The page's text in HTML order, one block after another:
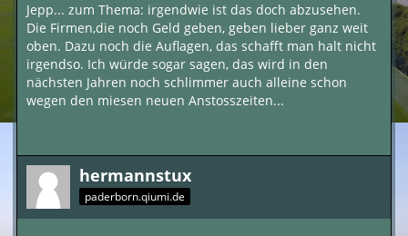
Jepp... zum Thema: irgendwie ist das doch abzusehen.
Die Firmen,die noch Geld geben, geben lieber ganz weit
oben. Dazu noch die Auflagen, das schafft man halt nicht
irgendso. Ich würde sogar sagen, das wird in den
nächsten Jahren noch schlimmer auch alleine schon
wegen den miesen neuen Anstosszeiten...
hermannstux
paderborn.qiumi.de